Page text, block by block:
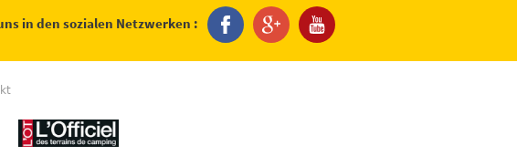
in den sozialen Netzwerken :